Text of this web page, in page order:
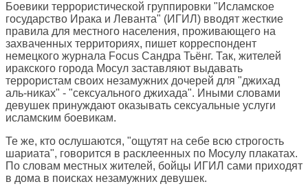
Боевики террористической группировки "Исламское
государство Ирака и Леванта" (ИГИЛ) вводят жесткие
правила для местного населения, проживающего на
захваченных территориях, пишет корреспондент
немецкого журнала Focus Сандра Тьёнг. Так, жителей
иракского города Мосул заставляют выдавать
террористам своих незамужних дочерей для "джихад
аль-никах" - "сексуального джихада". Иными словами
девушек принуждают оказывать сексуальные услуги
исламским боевикам.
Те же, кто ослушаются, "ощутят на себе всю строгость
шариата", говорится в расклеенных по Мосулу плакатах.
По словам местных жителей, бойцы ИГИЛ сами приходят
в дома в поисках незамужних девушек.